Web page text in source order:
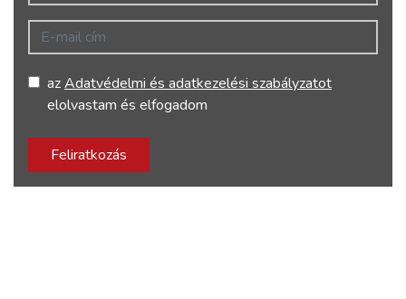
E-mail cím
azAdatvédelmi és adatkezelési szabályzatot
elolvastam és elfogadom
Feliratkozás